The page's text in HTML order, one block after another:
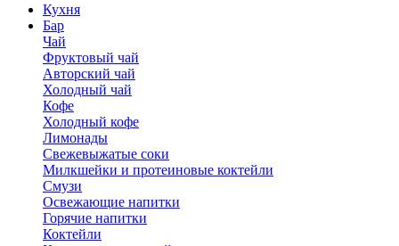
Кухня
Бар
Чай
Фруктовый чай
Авторский чай
Холодный чай
Кофе
Холодный кофе
Лимонады
Свежевыжатые соки
Милкшейки и протеиновые коктейли
Смузи
Освежающие напитки
Горячие напитки
Коктейли